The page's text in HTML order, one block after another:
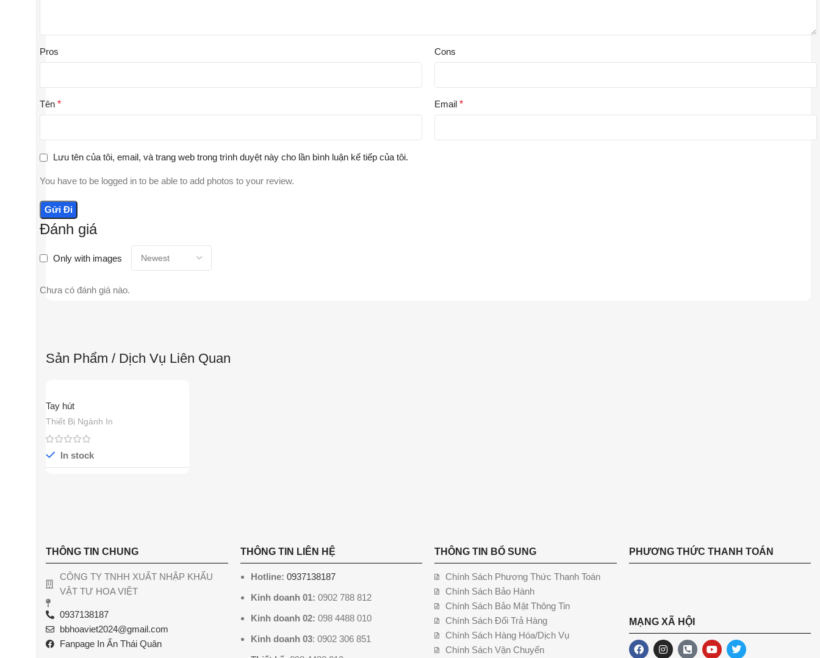
Đánh giá
Only with images
Chưa có đánh giá nào.
Pros Cons
Tên * Email *
Lưu tên của tôi, email, và trang web trong trình duyệt này cho lần bình luận kế tiếp của tôi.
You have to be logged in to be able to add photos to your review.
Sản Phẩm / Dịch Vụ Liên Quan
Tay hút
Thiết Bị Ngành In
In stock
THÔNG TIN CHUNG
CÔNG TY TNHH XUẤT NHẬP KHẨU
VẬT TƯ HOA VIỆT
0937138187
bbhoaviet2024@gmail.com
Fanpage In Ấn Thái Quân
THÔNG TIN LIÊN HỆ
Hotline: 0937138187
Kinh doanh 01: 0902 788 812
Kinh doanh 02: 098 4488 010
Kinh doanh 03: 0902 306 851
THÔNG TIN BỔ SUNG
Chính Sách Phương Thức Thanh Toán
Chính Sách Bảo Hành
Chính Sách Bảo Mật Thông Tin
Chính Sách Đổi Trả Hàng
Chính Sách Hàng Hóa/Dịch Vụ
Chính Sách Vận Chuyển
PHƯƠNG THỨC THANH TOÁN
MẠNG XÃ HỘI